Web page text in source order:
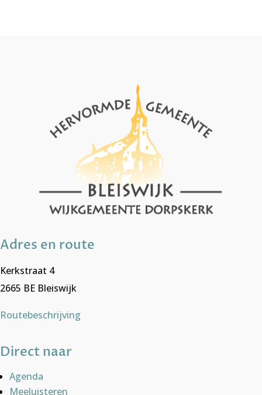
Adres en route
Kerkstraat 4
2665 BE Bleiswijk
Routebeschrijving
Direct naar
Agenda
Meeluisteren